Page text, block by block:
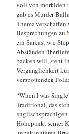
voll von morbiden
gab es Murder
Thema
Besprechungen zu
ein Sarkast wie
Abständen
packen will, steht
Vergänglichkeit
verspottenden
“When I was
Traditional, das
Höhepunkt seiner